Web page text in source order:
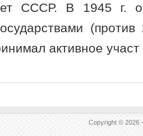
СССР. В 1945 г.
активное участ
Copyright © 2026